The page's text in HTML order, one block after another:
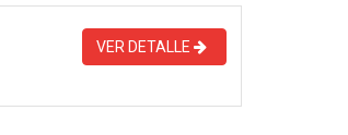
VER DETALLE